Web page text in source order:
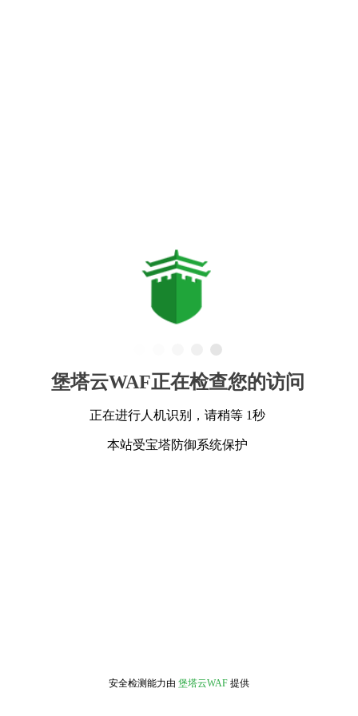
堡塔云WAF正在检查您的访问
正在进行人机识别，请稍等 1秒
本站受宝塔防御系统保护
安全检测能力由 堡塔云WAF 提供